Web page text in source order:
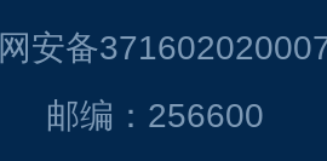
安备
邮编：256600